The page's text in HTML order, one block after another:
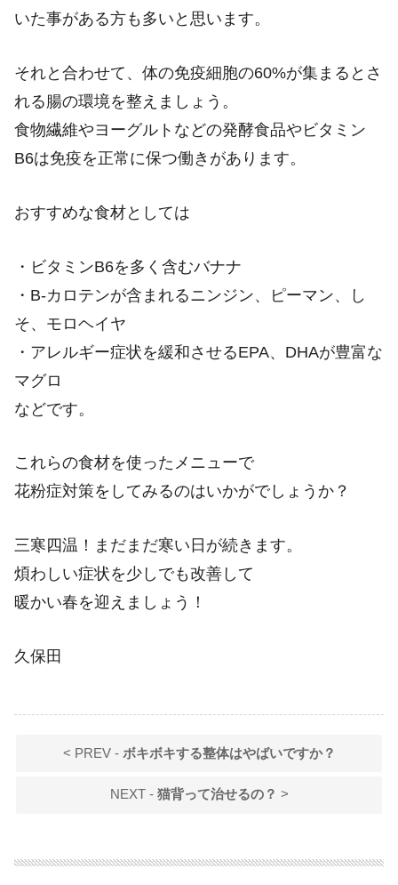
いた事がある方も多いと思います。
それと合わせて、体の免疫細胞の60%が集まるとさ
れる腸の環境を整えましょう。
食物繊維やヨーグルトなどの発酵食品やビタミン
B6は免疫を正常に保つ働きがあります。
おすすめな食材としては
・ビタミンB6を多く含むバナナ
・B-カロテンが含まれるニンジン、ピーマン、し
そ、モロヘイヤ
・アレルギー症状を緩和させるEPA、DHAが豊富な
マグロ
などです。
これらの食材を使ったメニューで
花粉症対策をしてみるのはいかがでしょうか？
三寒四温！まだまだ寒い日が続きます。
煩わしい症状を少しでも改善して
暖かい春を迎えましょう！
久保田
< PREV - ボキボキする整体はやばいですか？
NEXT - 猫背って治せるの？ >